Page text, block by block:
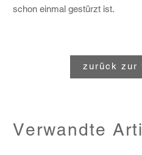
schon einmal gestürzt ist.
zurück zur
Verwandte